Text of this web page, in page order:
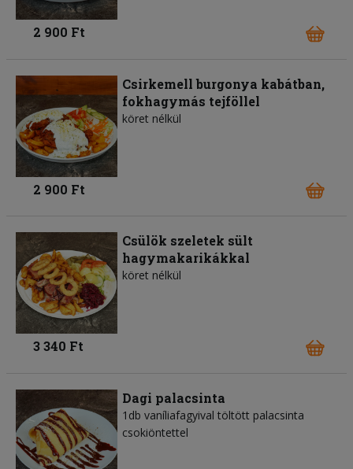
2 900 Ft
Csirkemell burgonya kabátban,
fokhagymás tejföllel
köret nélkül
2 900 Ft
Csülök szeletek sült
hagymakarikákkal
köret nélkül
3 340 Ft
Dagi palacsinta
1db vaníliafagyival töltött palacsinta
csokiöntettel